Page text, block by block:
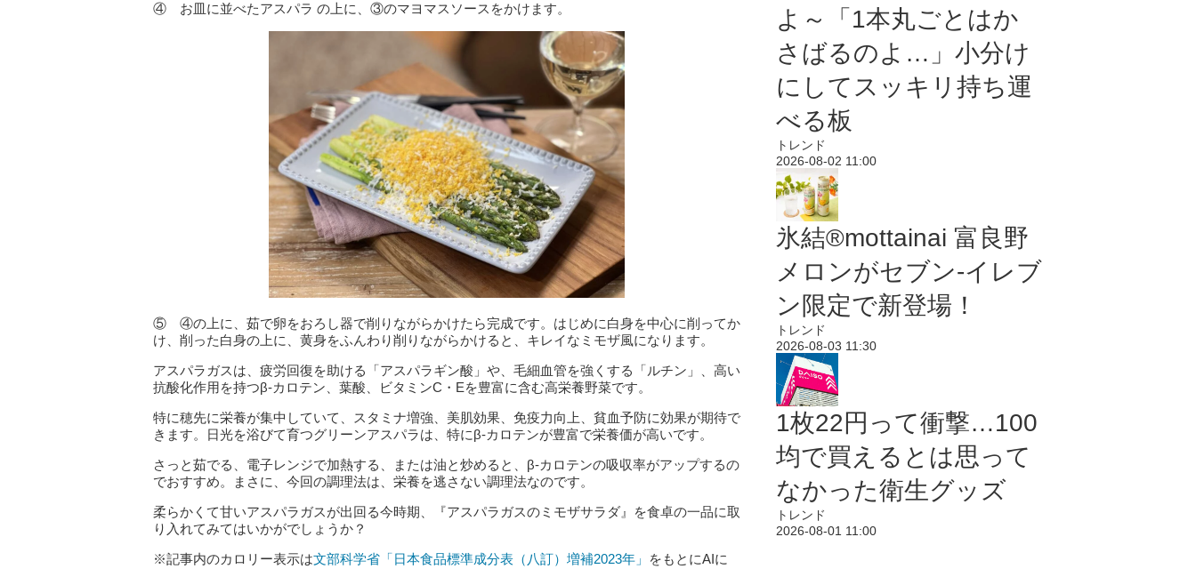
④ お皿に並べたアスパラ の上に、③のマヨマスソースをかけます。
⑤ ④の上に、茹で卵をおろし器で削りながらかけたら完成です。はじめに白身を中心に削ってか
け、削った白身の上に、黄身をふんわり削りながらかけると、キレイなミモザ風になります。
アスパラガスは、疲労回復を助ける「アスパラギン酸」や、毛細血管を強くする「ルチン」、高い
抗酸化作用を持つβ-カロテン、葉酸、ビタミンC・Eを豊富に含む高栄養野菜です。
特に穂先に栄養が集中していて、スタミナ増強、美肌効果、免疫力向上、貧血予防に効果が期待で
きます。日光を浴びて育つグリーンアスパラは、特にβ-カロテンが豊富で栄養価が高いです。
さっと茹でる、電子レンジで加熱する、または油と炒めると、β-カロテンの吸収率がアップするの
でおすすめ。まさに、今回の調理法は、栄養を逃さない調理法なのです。
柔らかくて甘いアスパラガスが出回る今時期、『アスパラガスのミモザサラダ』を食卓の一品に取
り入れてみてはいかがでしょうか？
※記事内のカロリー表示は文部科学省「日本食品標準成分表（八訂）増補2023年」
をもとにAIに
よ～「1本丸ごとはか
さばるのよ…」小分け
にしてスッキリ持ち運
べる板
トレンド
2026-08-02 11:00
氷結®mottainai 富良野
メロンがセブン‐イレブ
ン限定で新登場！
トレンド
2026-08-03 11:30
1枚22円って衝撃…100
均で買えるとは思って
なかった衛生グッズ
トレンド
2026-08-01 11:00